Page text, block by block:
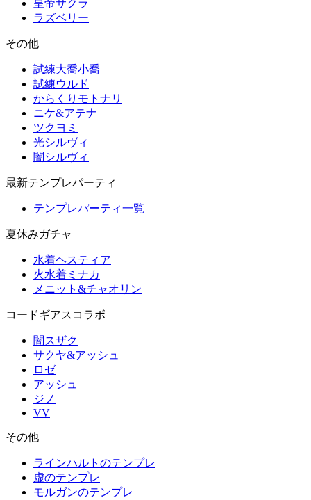
皇帝サクラ
ラズベリー
その他
試練大喬小喬
試練ウルド
からくりモトナリ
ニケ&アテナ
ツクヨミ
光シルヴィ
闇シルヴィ
最新テンプレパーティ
テンプレパーティ一覧
夏休みガチャ
水着ヘスティア
火水着ミナカ
メニット&チャオリン
コードギアスコラボ
闇スザク
サクヤ&アッシュ
ロゼ
アッシュ
ジノ
VV
その他
ラインハルトのテンプレ
虚のテンプレ
モルガンのテンプレ